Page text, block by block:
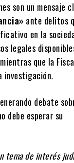
son un mensaje
ante delitos
en la
legales
que la
investigación.
debate
debe esperar su
tema de interés